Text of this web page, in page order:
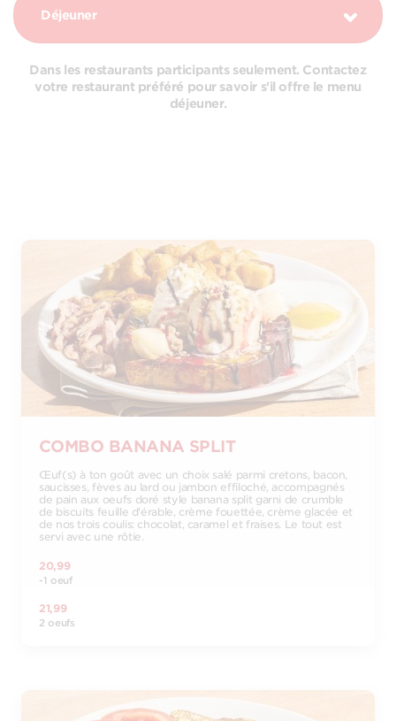
Déjeuner
Dans les restaurants participants seulement. Contactez
votre restaurant préféré pour savoir s'il offre le menu
déjeuner.
COMBO BANANA SPLIT
Œuf(s) à ton goût avec un choix salé parmi cretons, bacon,
saucisses, fèves au lard ou jambon effiloché, accompagnés
de pain aux oeufs doré style banana split garni de crumble
de biscuits feuille d'érable, crème fouettée, crème glacée et
de nos trois coulis: chocolat, caramel et fraises. Le tout est
servi avec une rôtie.
20,99
-1 oeuf
21,99
2 oeufs